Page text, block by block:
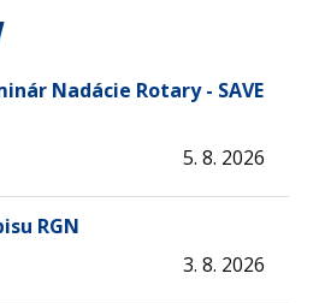
Nadácie Rotary - SAVE
5. 8. 2026
RGN
3. 8. 2026